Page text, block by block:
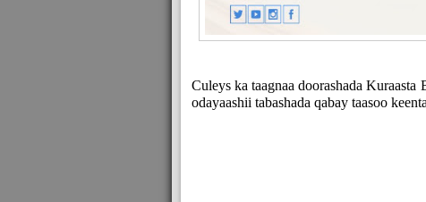
Culeys ka taagnaa doorashada
odayaashii tabashada qabay taasoo